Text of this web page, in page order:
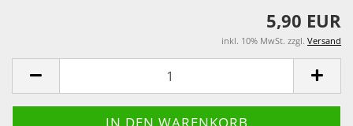
5,90 EUR
inkl. 10% MwSt. zzgl. Versand